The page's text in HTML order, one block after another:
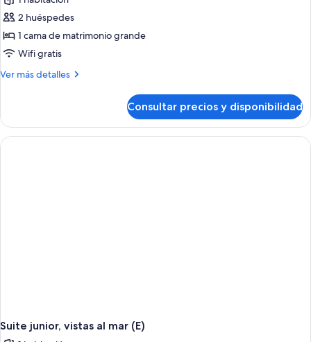
2 huéspedes
1 cama de matrimonio grande
Wifi gratis
Ver más detalles
Más
vistas
al
mar
Consultar precios y disponibilidad
Suite junior, vistas al mar (E)